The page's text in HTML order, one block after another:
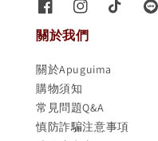
關於我們
關於Apuguima
購物須知
常見問題Q&A
慎防詐騙注意事項